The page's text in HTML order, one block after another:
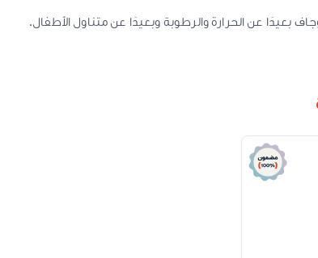
بعيدًا عن الحرارة والرطوبة وبعيدًا عن متناول الأطفال.